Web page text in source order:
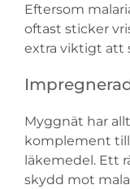
Eftersom
oftast sticker
extra viktigt att
Myggnät har
komplement
läkemedel. Ett
skydd mot